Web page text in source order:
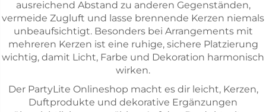
ausreichend Abstand zu anderen Gegenständen,
vermeide Zugluft und lasse brennende Kerzen niemals
unbeaufsichtigt. Besonders bei Arrangements mit
mehreren Kerzen ist eine ruhige, sichere Platzierung
wichtig, damit Licht, Farbe und Dekoration harmonisch
wirken.
Der PartyLite Onlineshop macht es dir leicht, Kerzen,
Duftprodukte und dekorative Ergänzungen